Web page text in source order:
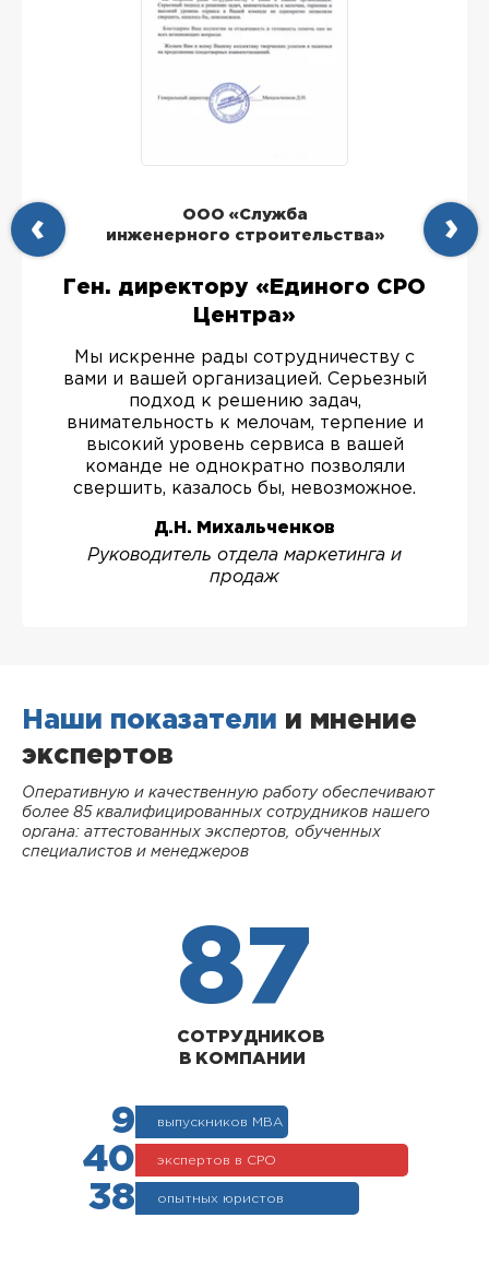
ООО «Служба
инженерного строительства»
Ген. директору «Единого СРО
Центра»
Мы искренне рады сотрудничеству с
вами и вашей организацией. Серьезный
подход к решению задач,
внимательность к мелочам, терпение и
высокий уровень сервиса в вашей
команде не однократно позволяли
свершить, казалось бы, невозможное.
Д.Н. Михальченков
Руководитель отдела маркетинга и
продаж
Наши показатели и мнение
экспертов
Оперативную и качественную работу обеспечивают
более 85 квалифицированных сотрудников нашего
органа: аттестованных экспертов, обученных
специалистов и менеджеров
87
СОТРУДНИКОВ
В КОМПАНИИ
9 выпускников МВА
40 экспертов в СРО
38 опытных юристов